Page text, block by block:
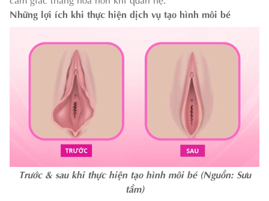
Những lợi ích khi thực hiện dịch vụ tạo hình môi bé
Trước & sau khi thực hiện tạo hình môi bé (Nguồn: Sưu
tầm)